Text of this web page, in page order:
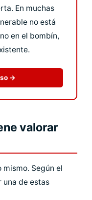
En muchas
no está
en el bombín,
→
valorar
mismo. Según el
una de estas